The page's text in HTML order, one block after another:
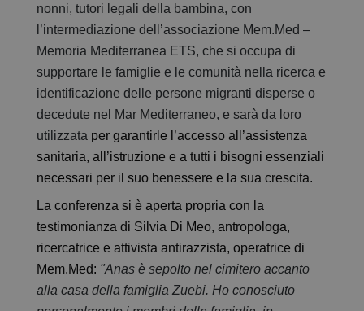
nonni, tutori legali della bambina, con
l’intermediazione dell’associazione Mem.Med –
Memoria Mediterranea ETS, che si occupa di
supportare le famiglie e le comunità nella ricerca e
identificazione delle persone migranti disperse o
decedute nel Mar Mediterraneo, e sarà da loro
utilizzata per garantirle l’accesso all’assistenza
sanitaria, all’istruzione e a tutti i bisogni essenziali
necessari per il suo benessere e la sua crescita.
La conferenza si è aperta propria con la
testimonianza di Silvia Di Meo, antropologa,
ricercatrice e attivista antirazzista, operatrice di
Mem.Med: "Anas è sepolto nel cimitero accanto
alla casa della famiglia Zuebi. Ho conosciuto